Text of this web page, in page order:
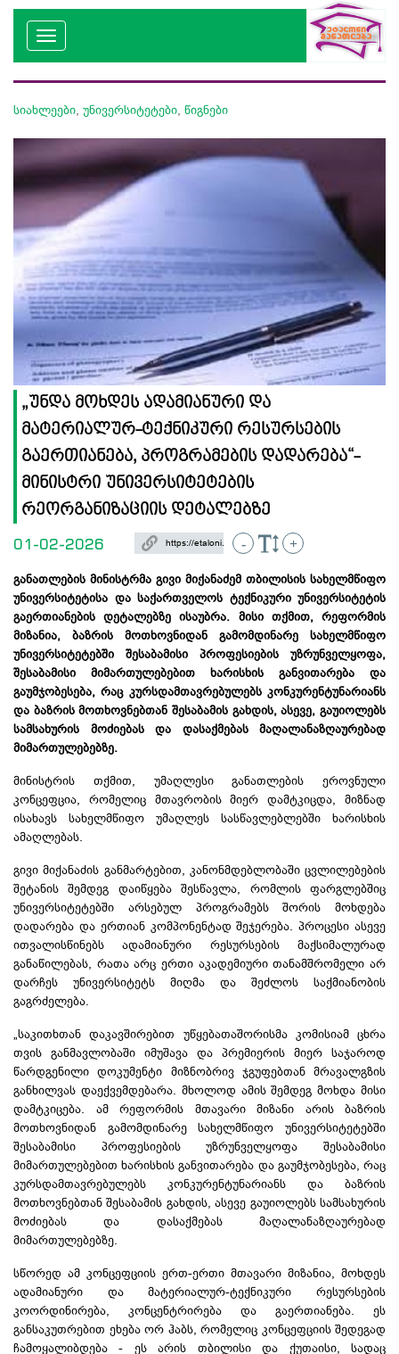
სიახლეები უნივერსიტეტები წიგნები
„უნდა მოხდეს ადამიანური და
მატერიალურ-ტექნიკური რესურსების
გაერთიანება, პროგრამების დადარება“-
მინისტრი უნივერსიტეტების
რეორგანიზაციის დეტალებზე​
01-02-2026 - +
განათლების მინისტრმა გივი მიქანაძემ თბილისის სახელმწიფო
უნივერსიტეტისა და საქართველოს ტექნიკური უნივერსიტეტის
გაერთიანების დეტალებზე ისაუბრა. მისი თქმით, რეფორმის
მიზანია, ბაზრის მოთხოვნიდან გამომდინარე სახელმწიფო
უნივერსიტეტებში შესაბამისი პროფესიების უზრუნველყოფა,
შესაბამისი მიმართულებებით ხარისხის განვითარება და
გაუმჯობესება, რაც კურსდამთავრებულებს კონკურენტუნარიანს
და ბაზრის მოთხოვნებთან შესაბამის გახდის, ასევე, გაუიოლებს
სამსახურის მოძიებას და დასაქმებას მაღალანაზღაურებად
მიმართულებებზე.
მინისტრის თქმით, უმაღლესი განათლების ეროვნული
კონცეფცია, რომელიც მთავრობის მიერ დამტკიცდა, მიზნად
ისახავს სახელმწიფო უმაღლეს სასწავლებლებში ხარისხის
ამაღლებას.
გივი მიქანაძის განმარტებით, კანონმდებლობაში ცვლილებების
შეტანის შემდეგ დაიწყება შესწავლა, რომლის ფარგლებშიც
უნივერსიტეტებში არსებულ პროგრამებს შორის მოხდება
დადარება და ერთიან კომპონენტად შეჯერება. პროცესი ასევე
ითვალისწინებს ადამიანური რესურსების მაქსიმალურად
განაწილებას, რათა არც ერთი აკადემიური თანამშრომელი არ
დარჩეს უნივერსიტეტს მიღმა და შეძლოს საქმიანობის
გაგრძელება.
„საკითხთან დაკავშირებით უწყებათაშორისმა კომისიამ ცხრა
თვის განმავლობაში იმუშავა და პრემიერის მიერ საჯაროდ
წარდგენილი დოკუმენტი მიზნობრივ ჯგუფებთან მრავალგზის
განხილვას დაექვემდებარა. მხოლოდ ამის შემდეგ მოხდა მისი
დამტკიცება. ამ რეფორმის მთავარი მიზანი არის ბაზრის
მოთხოვნიდან გამომდინარე სახელმწიფო უნივერსიტეტებში
შესაბამისი პროფესიების უზრუნველყოფა შესაბამისი
მიმართულებებით ხარისხის განვითარება და გაუმჯობესება, რაც
კურსდამთავრებულებს კონკურენტუნარიანს და ბაზრის
მოთხოვნებთან შესაბამის გახდის, ასევე გაუიოლებს სამსახურის
მოძიებას და დასაქმებას მაღალანაზღაურებად
მიმართულებებზე.
სწორედ ამ კონცეფციის ერთ-ერთი მთავარი მიზანია, მოხდეს
ადამიანური და მატერიალურ-ტექნიკური რესურსების
კოორდინირება, კონცენტრირება და გაერთიანება. ეს
განსაკუთრებით ეხება ორ ჰაბს, რომელიც კონცეფციის შედეგად
ჩამოყალიბდება - ეს არის თბილისი და ქუთაისი, სადაც